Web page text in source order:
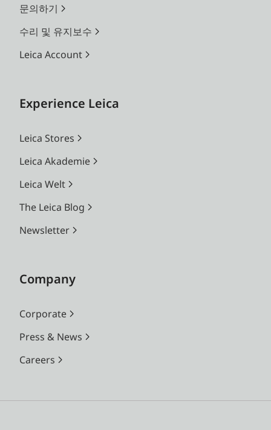
문의하기
수리 및 유지보수
Leica Account
Experience Leica
Leica Stores
Leica Akademie
Leica Welt
The Leica Blog
Newsletter
Company
Corporate
Press & News
Careers